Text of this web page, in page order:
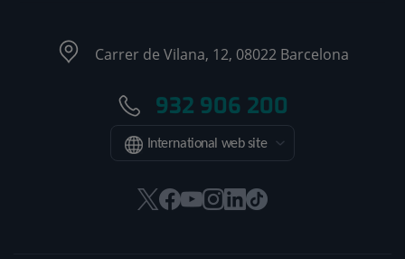
Carrer de Vilana, 12, 08022 Barcelona
932 906 200
International web site
AquestAquestAquestAquest
AquestEnllaç